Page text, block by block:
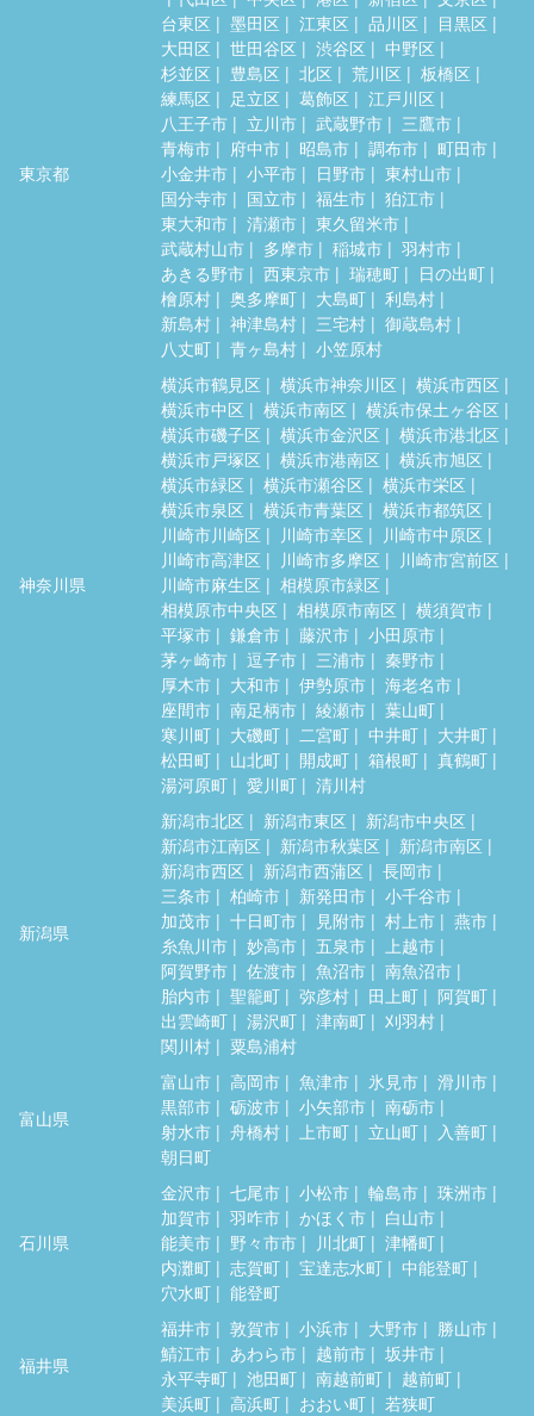
東京都
台東区
墨田区 江東区 品川区
目黒区
大田区
世田谷区 渋谷区
中野区
杉並区
豊島区 北区 荒川区
板橋区
練馬区
足立区 葛飾区
江戸川区
八王子市
立川市 武蔵野市
三鷹市
青梅市
府中市 昭島市 調布市
町田市
小金井市
小平市 日野市
東村山市
国分寺市
国立市 福生市
狛江市
東大和市
清瀬市
東久留米市
武蔵村山市
多摩市 稲城市
羽村市
あきる野市
西東京市 瑞穂町
日の出町
檜原村
奥多摩町 大島町
利島村
新島村
神津島村 三宅村
御蔵島村
八丈町
青ヶ島村 小笠原村
神奈川県
横浜市鶴見区 横浜市神奈川区
横浜市西区
横浜市中区
横浜市南区
横浜市保土ヶ谷区
横浜市磯子区
横浜市金沢区
横浜市港北区
横浜市戸塚区
横浜市港南区
横浜市旭区
横浜市緑区
横浜市瀬谷区
横浜市栄区
横浜市泉区
横浜市青葉区
横浜市都筑区
川崎市川崎区
川崎市幸区
川崎市中原区
川崎市高津区
川崎市多摩区
川崎市宮前区
川崎市麻生区
相模原市緑区
相模原市中央区
相模原市南区
横須賀市
平塚市
鎌倉市 藤沢市
小田原市
茅ヶ崎市
逗子市 三浦市
秦野市
厚木市
大和市 伊勢原市
海老名市
座間市
南足柄市 綾瀬市
葉山町
寒川町
大磯町 二宮町 中井町
大井町
松田町
山北町 開成町 箱根町
真鶴町
湯河原町
愛川町 清川村
新潟県
新潟市北区 新潟市東区
新潟市中央区
新潟市江南区
新潟市秋葉区
新潟市南区
新潟市西区
新潟市西蒲区
長岡市
三条市
柏崎市 新発田市
小千谷市
加茂市
十日町市 見附市 村上市
燕市
糸魚川市
妙高市 五泉市
上越市
阿賀野市
佐渡市 魚沼市
南魚沼市
胎内市
聖籠町 弥彦村 田上町
阿賀町
出雲崎町
湯沢町 津南町
刈羽村
関川村
粟島浦村
富山県
富山市 高岡市 魚津市 氷見市
滑川市
黒部市
砺波市 小矢部市
南砺市
射水市
舟橋村 上市町 立山町
入善町
朝日町
石川県
金沢市 七尾市 小松市 輪島市
珠洲市
加賀市
羽咋市 かほく市
白山市
能美市
野々市市 川北町
津幡町
内灘町
志賀町 宝達志水町
中能登町
穴水町
能登町
福井県
福井市 敦賀市 小浜市 大野市
勝山市
鯖江市
あわら市 越前市
坂井市
永平寺町
池田町 南越前町
越前町
美浜町
高浜町 おおい町 若狭町